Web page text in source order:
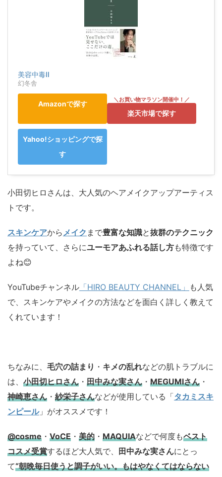
美容中毒Ⅱ
幻冬舎
Amazonで探す
楽天市場で探す
Yahoo!ショッピングで探
す
小田切ヒロさんは、大人気のヘアメイクアップアーティス
トです。
スキンケアから メイク まで豊富な知識と抜群のテクニック
を持っていて、さらにユーモアあふれる話し方も特徴です
よね😊
YouTubeチャンネル 「HIRO BEAUTY CHANNEL」 も人気
で、スキンケアやメイクの方法などを面白く詳しく教えて
くれています！
ちなみに、 毛穴の詰まり ・ キメの乱れなどの肌トラブルに
は、 小田切ヒロさん ・ 田中みな実さん ・ MEGUMIさん ・
神崎恵さん ・ 紗栄子さんなどが使用している「タカミスキ
ンピール」がオススメです！
@cosme ・ VoCE ・ 美的 ・ MAQUIAなどで何度もベスト
コスメ受賞するほど大人気で、 田中みな実さんにとっ
て“朝晩毎日使うと調子がいい。もはやなくてはならない